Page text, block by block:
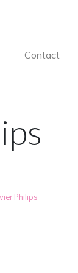
Contact
Philips